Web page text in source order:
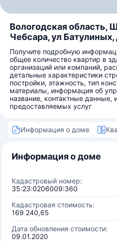
Вологодская область,
Чебсара, ул Батулиных,
Получите подробную
общее количество квартир в
организаций или компаний,
детальные характеристики
постройки, этажность, тип
материалы, информация об
название, контактные данные,
предоставляемых услуг
Информация о доме
Информация о доме
Кадастровый номер:
35:23:0206009:360
Кадастровая стоимость:
169 240,65
Дата обновления стоимости:
09.01.2020